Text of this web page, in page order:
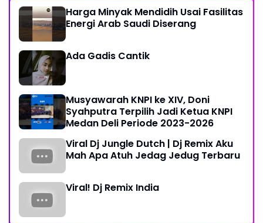
Harga Minyak Mendidih Usai Fasilitas
Energi Arab Saudi Diserang
Ada Gadis Cantik
Musyawarah KNPI ke XIV, Doni
Syahputra Terpilih Jadi Ketua KNPI
Medan Deli Periode 2023-2026
Viral Dj Jungle Dutch | Dj Remix Aku
Mah Apa Atuh Jedag Jedug Terbaru
Viral! Dj Remix India